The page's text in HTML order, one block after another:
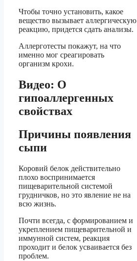
Чтобы точно установить, какое
вещество вызывает аллергическую
реакцию, придется сдать анализы.
Аллерготесты покажут, на что
именно мог среагировать
организм крохи.
Видео: О
гипоаллергенных
свойствах
Причины появления
сыпи
Коровий белок действительно
плохо воспринимается
пищеварительной системой
грудничков, но это явление не на
всю жизнь.
Почти всегда, с формированием и
укреплением пищеварительной и
иммунной систем, реакция
проходит и белок усваивается без
проблем.